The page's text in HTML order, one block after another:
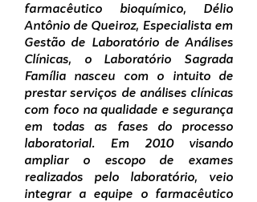
farmacêutico bioquímico, Délio
Antônio de Queiroz, Especialista em
Gestão de Laboratório de Análises
Clínicas, o Laboratório Sagrada
Família nasceu com o intuito de
prestar serviços de análises clínicas
com foco na qualidade e segurança
em todas as fases do processo
laboratorial. Em 2010 visando
ampliar o escopo de exames
realizados pelo laboratório, veio
integrar a equipe o farmacêutico